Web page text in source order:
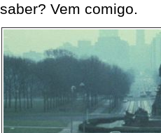
saber? Vem comigo.